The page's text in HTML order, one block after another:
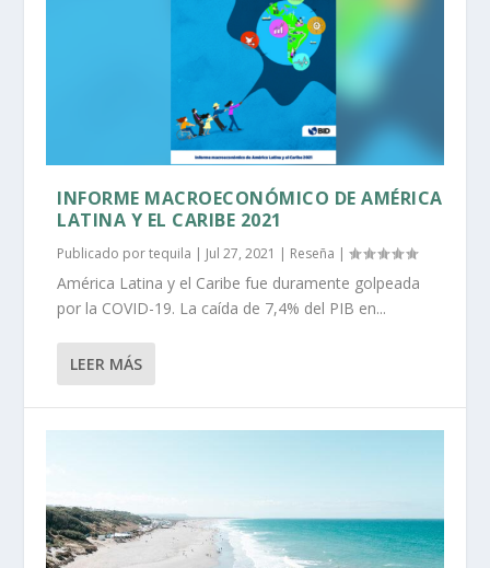
INFORME MACROECONÓMICO DE AMÉRICA
LATINA Y EL CARIBE 2021
Publicado portequila | Jul 27, 2021 | Reseña |
América Latina y el Caribe fue duramente golpeada
por la COVID-19. La caída de 7,4% del PIB en...
LEER MÁS